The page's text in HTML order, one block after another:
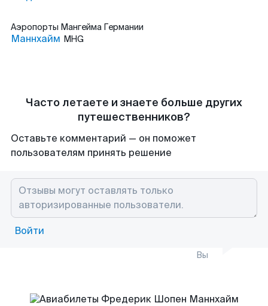
Аэропорты Мангейма Германии
Маннхайм MHG
Часто летаете и знаете больше других
путешественников?
Оставьте комментарий — он поможет
пользователям принять решение
Войти
Вы